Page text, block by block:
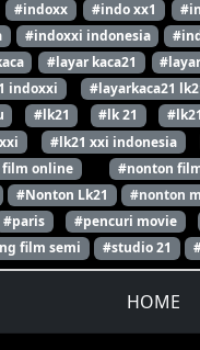
#indoxx #indo xx1
#indoxxi indonesia
#layar kaca21
indoxxi #layarkaca21
#lk21 #lk 21
#lk21 xxi indonesia
online #nonton
#Nonton Lk21 #nonton
#paris #pencuri movie
film semi #studio 21
HOME